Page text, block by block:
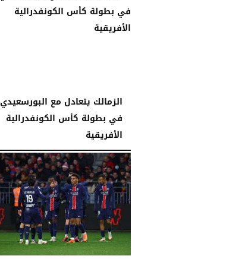
الزمالك يتعادل مع البورسعيدي
في بطولة كأس الكونفدرالية
الأفريقية
الإثنين، 26 يناير 2026 04:46 مـ